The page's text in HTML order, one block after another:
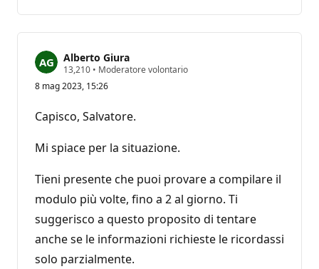
Alberto Giura
13,210 P
n
i
d
r
e
u
t
a
i
n
• Moderatore volontario
8 mag 2023, 15:26
Capisco, Salvatore.
Mi spiace per la situazione.
Tieni presente che puoi provare a compilare il
modulo più volte, fino a 2 al giorno. Ti
suggerisco a questo proposito di tentare
anche se le informazioni richieste le ricordassi
solo parzialmente.